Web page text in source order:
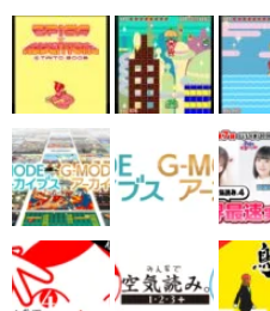
マンガ
女性向け
アプリレビュー
その他
電ファミニコゲーマーとは？
運営：株式会社マレ